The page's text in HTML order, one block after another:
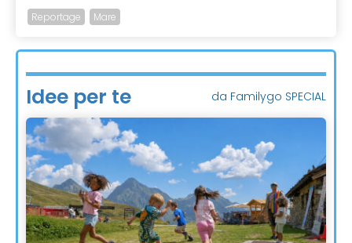
Reportage Mare
Idee per te da Familygo SPECIAL